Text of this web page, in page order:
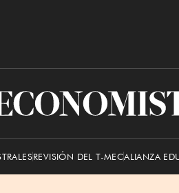
El
REVISIÓN DEL T-MECALIANZA